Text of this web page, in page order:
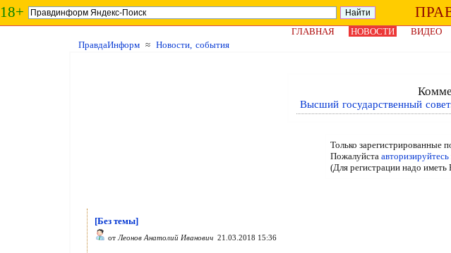
18+
ГЛАВНАЯ
НОВОСТИ ВИДЕО
ПравдаИнформ ≈ Новости, события
Высший государственный
Только зарегистрированные
Пожалуйста авторизируйтесь
(Для регистрации надо
[Без темы]
от Леонов Анатолий Иванович 21.03.2018 15:36